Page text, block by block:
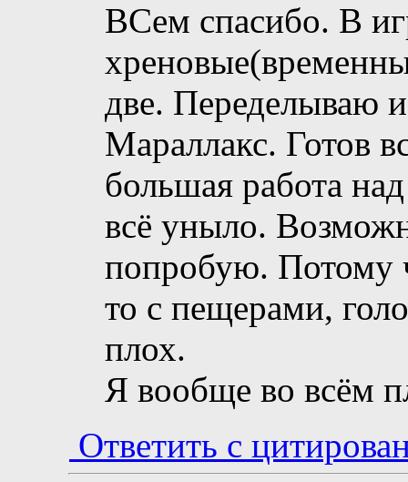
ВСем спасибо. В
две. Переделываю
Мараллакс. Готов
большая работа
всё уныло.
попробую. Потому
то с пещерами,
плох.
Я вообще во всём
Ответить с